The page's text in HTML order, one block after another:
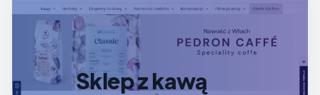
Sklep z kawą